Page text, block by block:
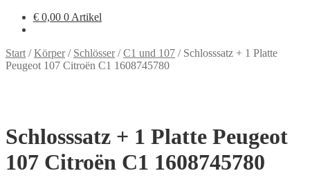
€ 0,00 0 Artikel
Start /Körper/ Schlösser/C1 und 107 / Schlosssatz + 1 Platte
Peugeot 107 Citroën C1 1608745780
Schlosssatz + 1 Platte Peugeot
107 Citroën C1 1608745780